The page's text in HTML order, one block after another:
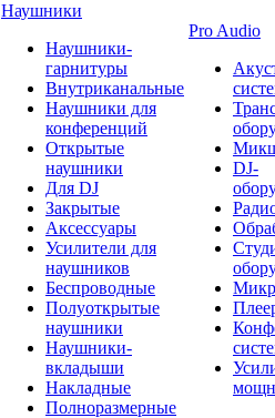
Наушники
Наушники-
гарнитуры
Внутриканальные
Наушники для
конференций
Открытые
наушники
Для DJ
Закрытые
Аксессуары
Усилители для
наушников
Беспроводные
Полуоткрытые
наушники
Наушники-
вкладыши
Накладные
Полноразмерные
Pro Audio
DJ-